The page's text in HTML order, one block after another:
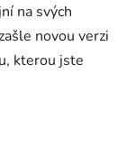
na svých
novou verzi
kterou jste